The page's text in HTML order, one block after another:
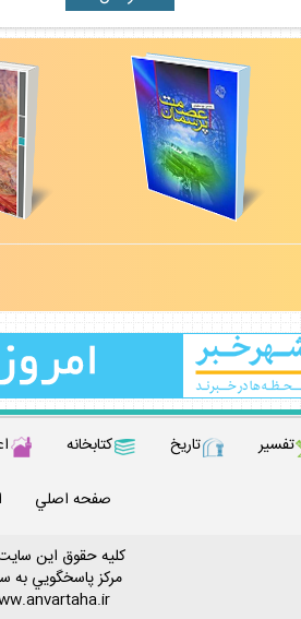
تفسير تاريخ كتابخانه
صفحه اصلي
كليه حقوق اين
مركز پاسخگويي به